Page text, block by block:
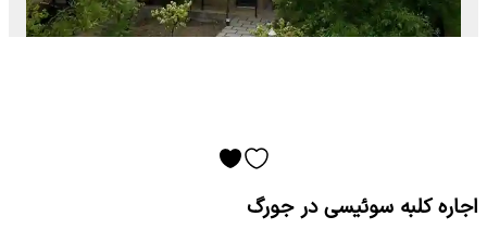
اجاره کلبه سوئیسی در جورگ